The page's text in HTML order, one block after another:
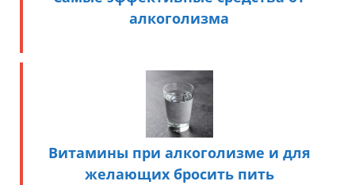
алкоголизма
Витамины при алкоголизме и для
желающих бросить пить